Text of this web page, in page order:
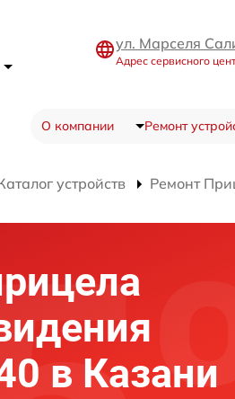
ул. Марселя
Адрес сервисного
О компании Ремонт
устройств Ремонт
в Казани